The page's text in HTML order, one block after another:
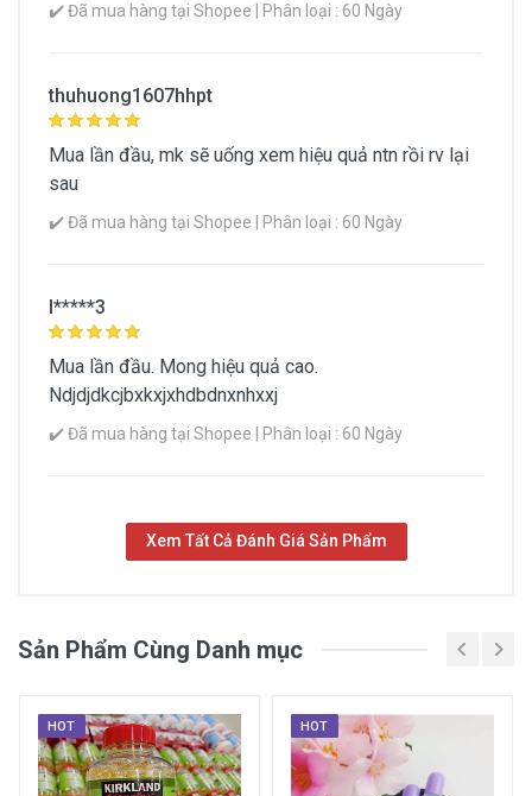
✔️ Đã mua hàng tại Shopee | Phân loại : 60 Ngày
thuhuong1607hhpt
Mua lần đầu, mk sẽ uống xem hiệu quả ntn rồi rv lại
sau
✔️ Đã mua hàng tại Shopee | Phân loại : 60 Ngày
l*****3
Mua lần đầu. Mong hiệu quả cao.
Ndjdjdkcjbxkxjxhdbdnxnhxxj
✔️ Đã mua hàng tại Shopee | Phân loại : 60 Ngày
Xem Tất Cả Đánh Giá Sản Phẩm
Sản Phẩm Cùng Danh mục
HOT HOT